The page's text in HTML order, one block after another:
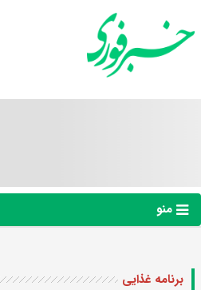
منو
برنامه غذایی